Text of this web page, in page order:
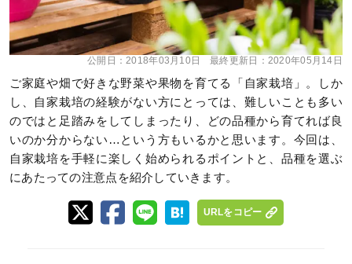
公開日：2018年03月10日 最終更新日： 2020年05月14日
ご家庭や畑で好きな野菜や果物を育てる「自家栽培」。しか
し、自家栽培の経験がない方にとっては、難しいことも多い
のではと足踏みをしてしまったり、どの品種から育てれば良
いのか分からない…という方もいるかと思います。今回は、
自家栽培を手軽に楽しく始められるポイントと、品種を選ぶ
にあたっての注意点を紹介していきます。
URLをコピー